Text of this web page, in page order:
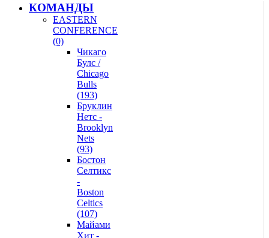
КОМАНДЫ
EASTERN
CONFERENCE
(0)
Чикаго
Булс /
Chicago
Bulls
(193)
Бруклин
Нетс -
Brooklyn
Nets
(93)
Бостон
Селтикс
-
Boston
Celtics
(107)
Майами
Хит -